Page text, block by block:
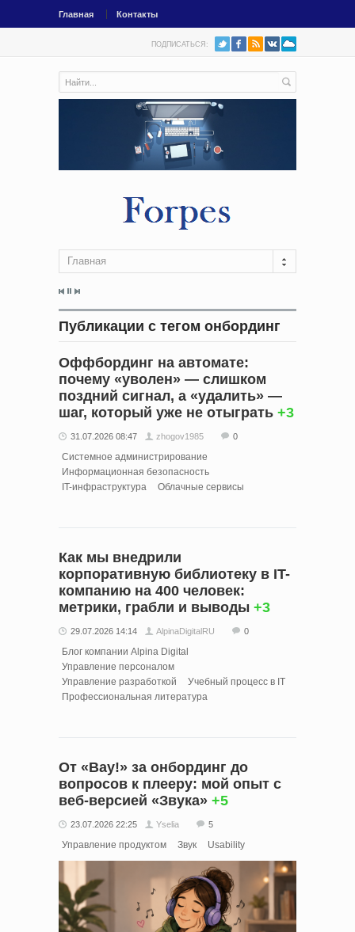
Главная Контакты
ПОДПИСАТЬСЯ:
Главная
Публикации с тегом онбординг
Оффбординг на автомате:
почему «уволен» — слишком
поздний сигнал, а «удалить» —
шаг, который уже не отыграть +3
31.07.2026 08:47 zhogov1985 0
Системное администрирование
Информационная безопасность
IT-инфраструктура
Облачные сервисы
Как мы внедрили
корпоративную библиотеку в IT-
компанию на 400 человек:
метрики, грабли и выводы +3
29.07.2026 14:14 AlpinaDigitalRU 0
Блог компании Alpina Digital
Управление персоналом
Управление разработкой
Учебный процесс в IT
Профессиональная литература
От «Вау!» за онбординг до
вопросов к плееру: мой опыт с
веб-версией «Звука» +5
23.07.2026 22:25 Yselia 5
Управление продуктом Звук Usability